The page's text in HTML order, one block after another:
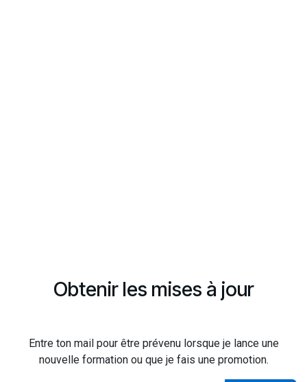
Obtenir les mises à jour
Entre ton mail pour être prévenu lorsque je lance une
nouvelle formation ou que je fais une promotion.